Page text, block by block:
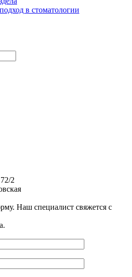
в стоматологии
2
Наш специалист свяжется с